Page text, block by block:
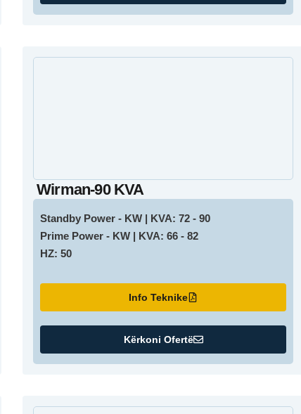
Wirman-90 KVA
Standby Power - KW | KVA: 72 - 90
Prime Power - KW | KVA: 66 - 82
HZ: 50
Info Teknike
Kërkoni Ofertë